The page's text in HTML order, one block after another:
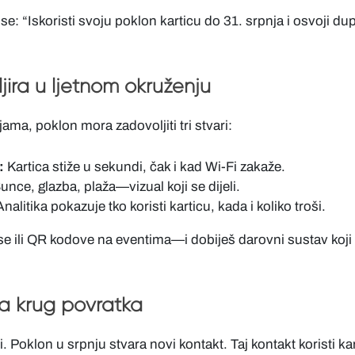
“Iskoristi svoju poklon karticu do 31. srpnja i osvoji
u ljetnom okruženju
poklon mora zadovoljiti tri stvari:
Kartica stiže u sekundi, čak i kad Wi-Fi zakaže.
glazba, plaža—vizual koji se dijeli.
pokazuje tko koristi karticu, kada i koliko troši.
ili QR kodove na eventima—i dobiješ darovni sustav
krug povratka
Poklon u srpnju stvara novi kontakt. Taj kontakt koristi